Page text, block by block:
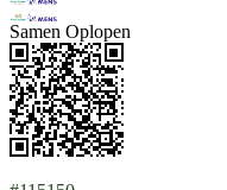
Samen Oplopen